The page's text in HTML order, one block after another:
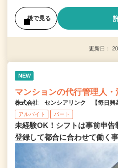
後で見る
更新日：
NEW
マンションの代行管理人・
株式会社 センシアリンク 【毎日興
アルバイト パート
未経験OK！シフトは事前申
登録して都合に合わせて働く